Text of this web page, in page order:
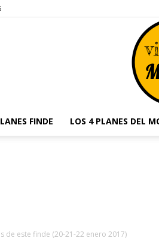
FINDE LOS 4 PLANES DEL
de este finde (20-21-22 enero 2017)